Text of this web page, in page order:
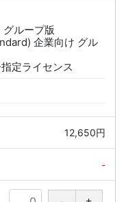
ループ版
企業向け グル
定ライセンス
12,650円
-